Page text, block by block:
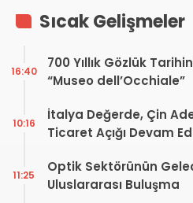
Sıcak Gelişmeler
700 Yıllık Gözlük
“Museo dell’Occhiale”
16:40
İtalya Değerde, Çin
Ticaret Açığı Devam
10:16
Optik Sektörünün
Uluslararası Buluşma
11:25